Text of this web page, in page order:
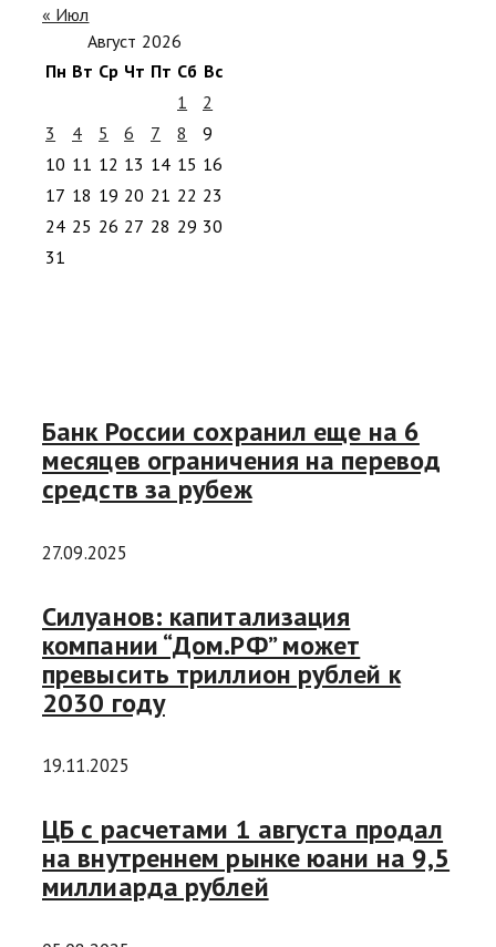
« Июл
Август 2026
Пн Вт Ср Чт Пт Сб Вс
1
2
3
4 5 6 7 8
9
10 11 12 13 14 15 16
17 18 19 20 21 22 23
24 25 26 27 28 29 30
31
Банк России сохранил еще на 6
месяцев ограничения на перевод
средств за рубеж
27.09.2025
Силуанов: капитализация
компании “Дом.РФ” может
превысить триллион рублей к
2030 году
19.11.2025
ЦБ с расчетами 1 августа продал
на внутреннем рынке юани на 9,5
миллиарда рублей